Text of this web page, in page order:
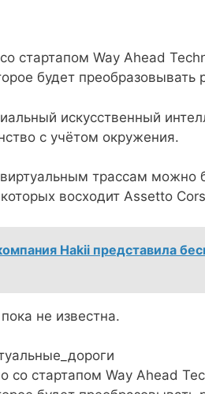
стартапом Way Ahead
будет преобразовывать
искусственный
с учётом окружения.
трассам можно
восходит Assetto
Hakii представила
не известна.